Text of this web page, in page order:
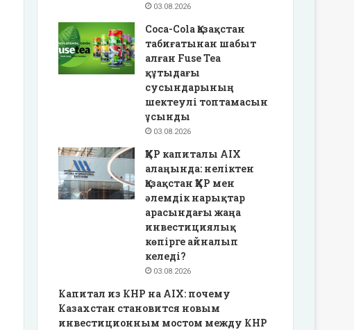
03.08.2026
Coca-Cola Қазақстан
табиғатынан шабыт
алған Fuse Tea
құтыдағы
сусындарының
шектеулі топтамасын
ұсынды
03.08.2026
ҚХР капиталы AIX
алаңында: неліктен
Қазақстан ҚХР мен
әлемдік нарықтар
арасындағы жаңа
инвестициялық
көпірге айналып
келеді?
03.08.2026
Капитал из КНР на AIX: почему
Казахстан становится новым
инвестиционным мостом между КНР